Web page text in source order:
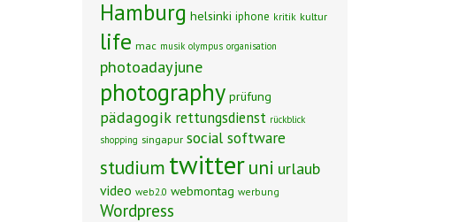
Hamburg helsinki iphone kritik kultur
life mac musik olympus organisation
photoadayjune
photography prüfung
pädagogik rettungsdienst rückblick
shopping singapur social software
studium twitteruni urlaub
video web2.0 webmontag werbung
Wordpress